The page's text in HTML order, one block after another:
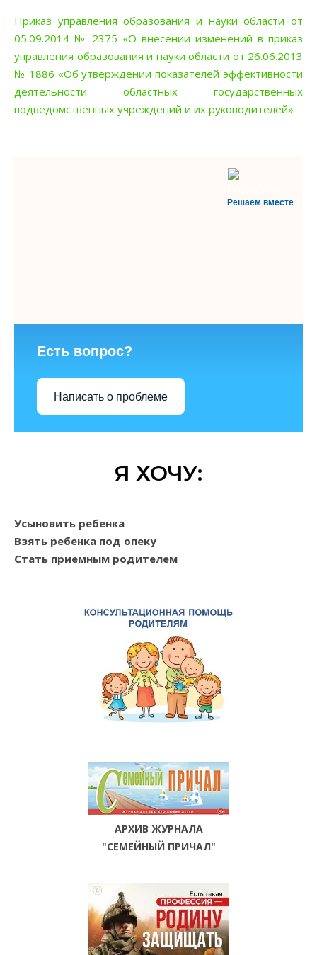
Приказ управления образования и науки области от
05.09.2014 № 2375 «О внесении изменений в приказ
управления образования и науки области от 26.06.2013
№ 1886 «Об утверждении показателей эффективности
деятельности областных государственных
подведомственных учреждений и их руководителей»
Решаем вместе
Есть вопрос?
Написать о проблеме
Я ХОЧУ:
Усыновить ребенка
Взять ребенка под опеку
Стать приемным родителем
АРХИВ ЖУРНАЛА
"СЕМЕЙНЫЙ ПРИЧАЛ"